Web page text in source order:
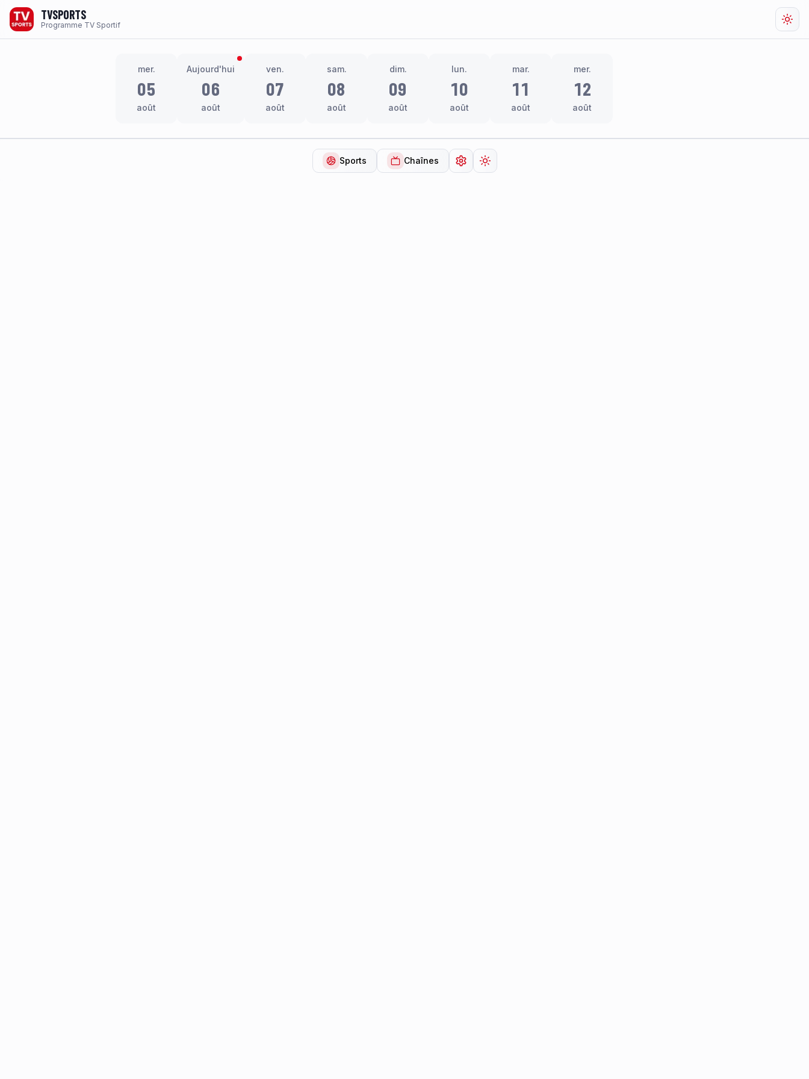
TVSPORTS
Programme TV Sportif
mer.
05
août
Aujourd'hui
06
août
ven.
07
août
sam.
08
août
dim.
09
août
lun.
10
août
mar.
11
août
mer.
12
août
Sports Chaînes Ouvrir les paramètres
Changer de thème